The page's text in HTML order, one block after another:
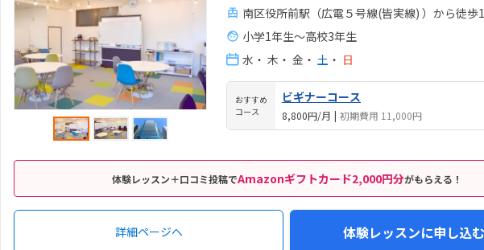
南区役所前駅（広電５号線(皆実線) ）から徒歩
小学1年生～高校3年生
水 ・ 木 ・ 金 ・ 土 ・ 日
おすすめ
コース
ビギナーコース
8,800円/月 | 初期費用 11,000円
体験レッスン＋口コミ投稿でAmazonギフトカード2,000円分がもらえる！
詳細ページへ 体験レッスンに申し込む